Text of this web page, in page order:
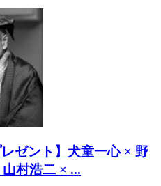
レゼント】犬童一心 × 野
村浩二 × ...